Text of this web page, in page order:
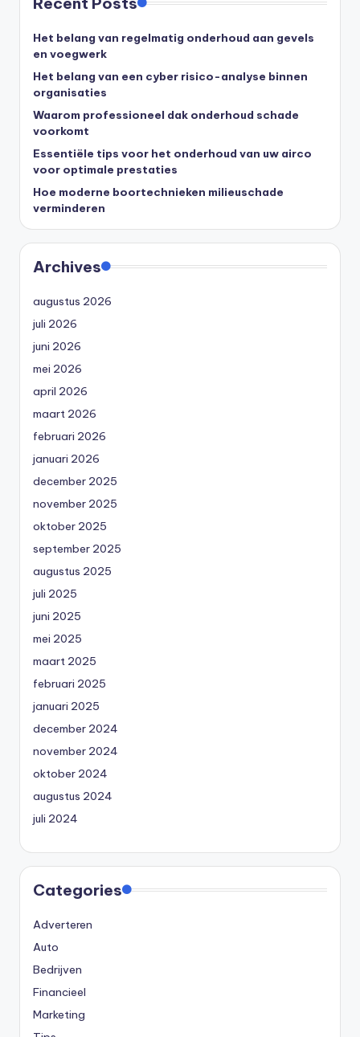
Het belang van regelmatig onderhoud aan gevels
en voegwerk
Het belang van een cyber risico-analyse binnen
organisaties
Waarom professioneel dak onderhoud schade
voorkomt
Essentiële tips voor het onderhoud van uw airco
voor optimale prestaties
Hoe moderne boortechnieken milieuschade
verminderen
Archives
augustus 2026
juli 2026
juni 2026
mei 2026
april 2026
maart 2026
februari 2026
januari 2026
december 2025
november 2025
oktober 2025
september 2025
augustus 2025
juli 2025
juni 2025
mei 2025
maart 2025
februari 2025
januari 2025
december 2024
november 2024
oktober 2024
augustus 2024
juli 2024
Categories
Adverteren
Auto
Bedrijven
Financieel
Marketing